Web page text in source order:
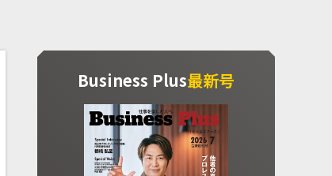
Business Plus最新号